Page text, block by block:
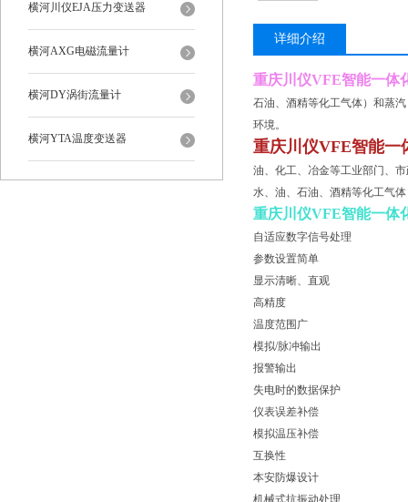
横河川仪EJA压力变送器
横河AXG电磁流量计
横河DY涡街流量计
横河YTA温度变送器
详细介绍
重庆川仪VFE智能一体
石油、酒精等化工气体）和蒸
环境。
重庆川仪VFE智能一
油、化工、冶金等工业部门、
水、油、石油、酒精等化工气
重庆川仪VFE智能一体
自适应数字信号处理
参数设置简单
显示清晰、直观
高精度
温度范围广
模拟/脉冲输出
报警输出
失电时的数据保护
仪表误差补偿
模拟温压补偿
互换性
本安防爆设计
机械式抗振动处理